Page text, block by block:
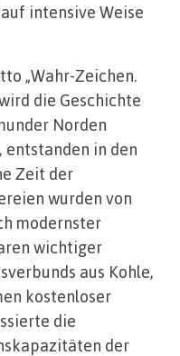
intensive Weise
„Wahr-Zeichen.
die Geschichte
Norden
entstanden in den
Zeit der
wurden von
modernster
wichtiger
aus Kohle,
kostenloser
die
der